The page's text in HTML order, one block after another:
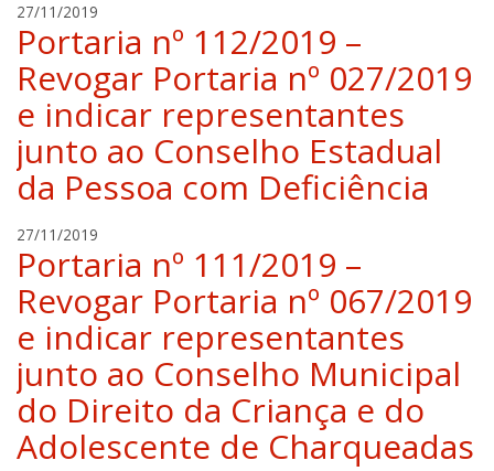
l
e
r
27/11/2019
a
f
a
e
l
h
i
e
r
t
Portaria nº 112/2019 –
Revogar Portaria nº 027/2019
e indicar representantes
junto ao Conselho Estadual
da Pessoa com Deficiência
27/11/2019
a
f
a
e
l
h
l
Portaria nº 111/2019 –
Revogar Portaria nº 067/2019
e indicar representantes
junto ao Conselho Municipal
do Direito da Criança e do
Adolescente de Charqueadas